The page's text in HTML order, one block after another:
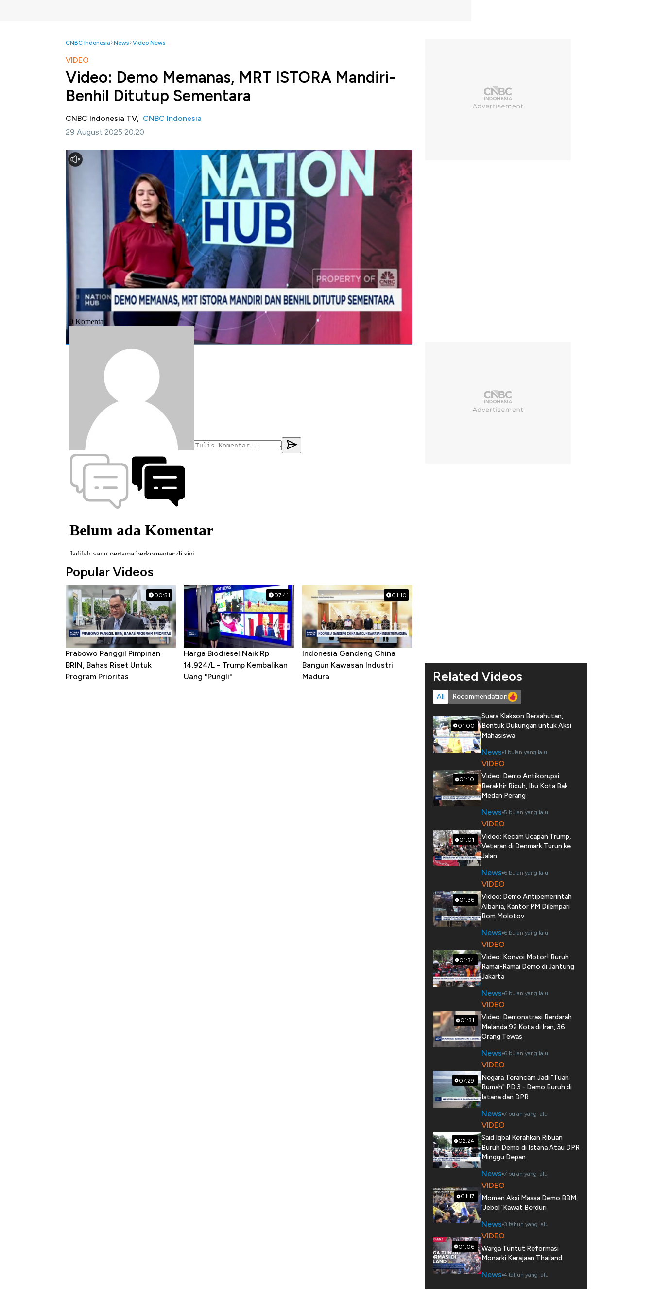
CNBC Indonesia News Video News
VIDEO
Video: Demo Memanas, MRT ISTORA Mandiri-
Benhil Ditutup Sementara
CNBC Indonesia TV, CNBC Indonesia
29 August 2025 20:20
Jakarta, CNBC Indonesia -
PT MRT Jakarta perseroda mengumumkan melakukan penutupan
sementara entrance Stasiun MRT Istora Mandiri dan Entrance Stasiun Bendungan hilir serta
penyesuaian operasional kereta.
Selengkapnyadalam program Nation Hub CNBC Indonesia, Jumat (29/08/2025).
#mrt
Popular Videos
00:51
Prabowo Panggil Pimpinan
BRIN, Bahas Riset Untuk
Program Prioritas
07:41
Harga Biodiesel Naik Rp
14.924/L - Trump Kembalikan
Uang "Pungli"
01:10
Indonesia Gandeng China
Bangun Kawasan Industri
Madura
Related Videos
All Recommendation
01:00
Suara Klakson Bersahutan,
Bentuk Dukungan untuk Aksi
Mahasiswa
News 1 bulan yang lalu
01:10
VIDEO
Video: Demo Antikorupsi
Berakhir Ricuh, Ibu Kota Bak
Medan Perang
News 5 bulan yang lalu
01:01
VIDEO
Video: Kecam Ucapan Trump,
Veteran di Denmark Turun ke
Jalan
News 6 bulan yang lalu
01:36
VIDEO
Video: Demo Antipemerintah
Albania, Kantor PM Dilempari
Bom Molotov
News 6 bulan yang lalu
01:34
VIDEO
Video: Konvoi Motor! Buruh
Ramai-Ramai Demo di Jantung
Jakarta
News 6 bulan yang lalu
01:31
VIDEO
Video: Demonstrasi Berdarah
Melanda 92 Kota di Iran, 36
Orang Tewas
News 6 bulan yang lalu
07:29
VIDEO
Negara Terancam Jadi "Tuan
Rumah" PD 3 - Demo Buruh di
Istana dan DPR
News 7 bulan yang lalu
02:24
VIDEO
Said Iqbal Kerahkan Ribuan
Buruh Demo di Istana Atau DPR
Minggu Depan
News 7 bulan yang lalu
01:17
VIDEO
Momen Aksi Massa Demo BBM,
'Jebol 'Kawat Berduri
News 3 tahun yang lalu
01:06
VIDEO
Warga Tuntut Reformasi
Monarki Kerajaan Thailand
News 4 tahun yang lalu